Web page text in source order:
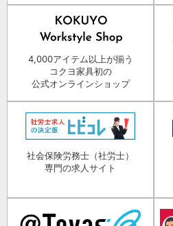
4,000アイテム以上が揃う
コクヨ家具初の
公式オンラインショップ
社会保険労務士（社労士）
専門の求人サイト